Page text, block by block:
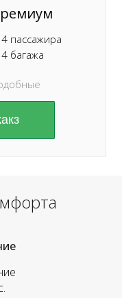
пассажира
багажа